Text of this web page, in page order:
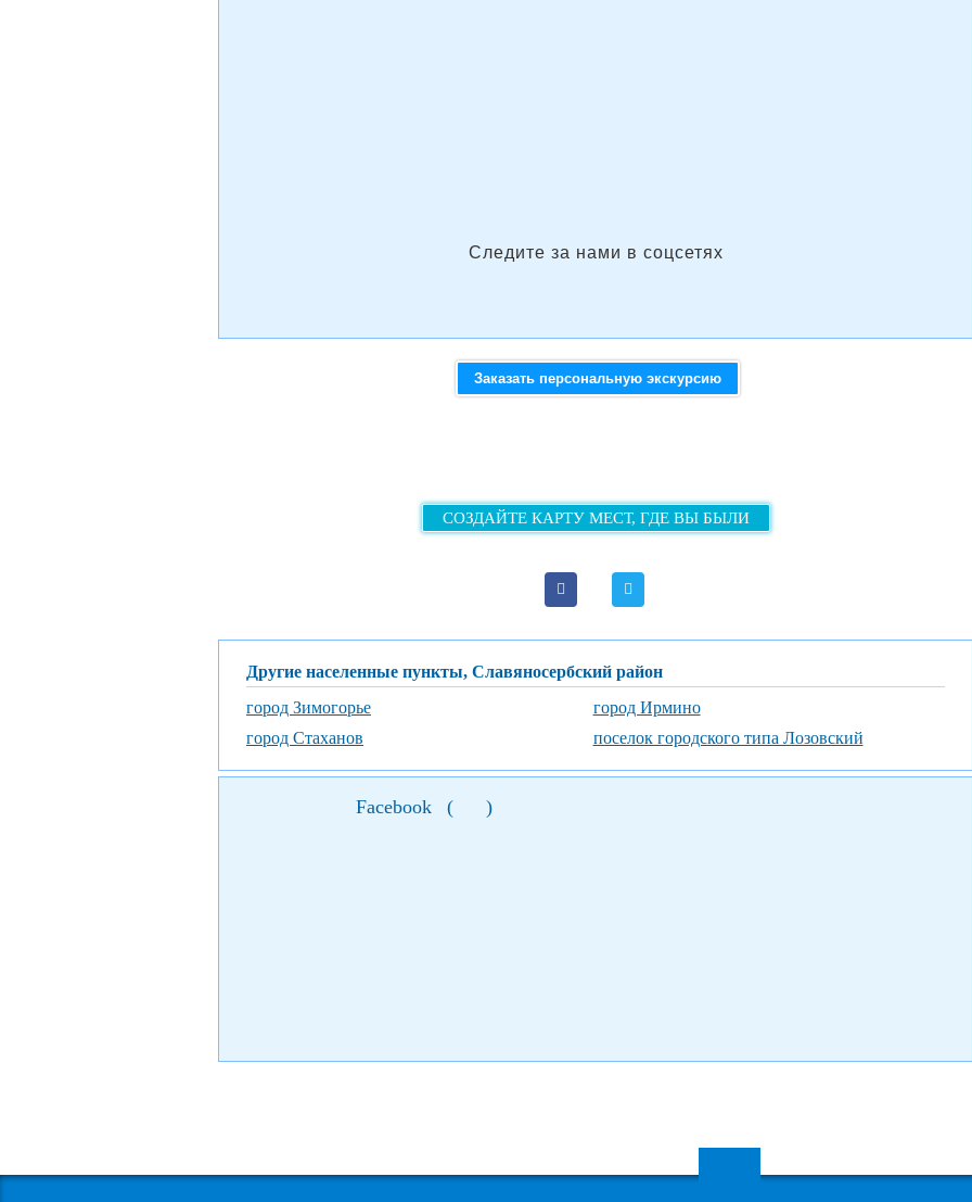
Следите за нами в соцсетях
Заказать персональную экскурсию
СОЗДАЙТЕ КАРТУ МЕСТ, ГДЕ ВЫ БЫЛИ
Другие населенные пункты, Славяносербский район
город Зимогорье
город Ирмино
город Стаханов
поселок городского типа Лозовский
Facebook ( )